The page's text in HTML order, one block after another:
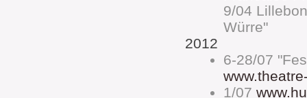
9/04
Würre"
2012
6-28/07
1/07